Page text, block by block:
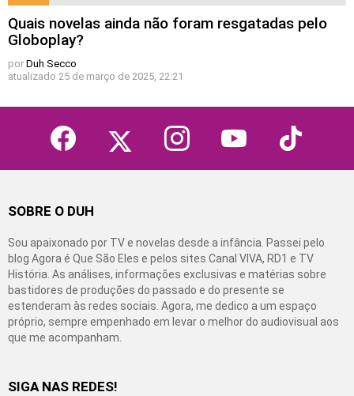
Quais novelas ainda não foram resgatadas pelo
Globoplay?
por Duh Secco
atualizado 25 de março de 2025, 22:21
facebook instagram youtube tiktok
SOBRE O DUH
Sou apaixonado por TV e novelas desde a infância. Passei pelo
blog Agora é Que São Eles e pelos sites Canal VIVA, RD1 e TV
História. As análises, informações exclusivas e matérias sobre
bastidores de produções do passado e do presente se
estenderam às redes sociais. Agora, me dedico a um espaço
próprio, sempre empenhado em levar o melhor do audiovisual aos
que me acompanham.
SIGA NAS REDES!